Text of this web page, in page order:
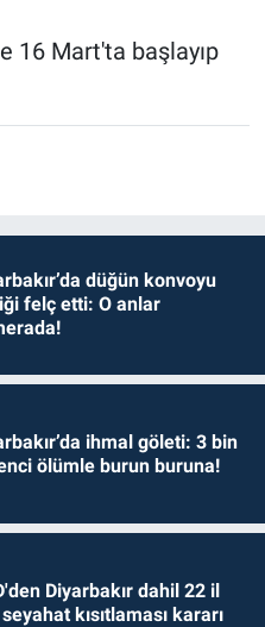
16 Mart'ta başlayıp
düğün konvoyu
felç etti: O anlar
ihmal göleti: 3 bin
ölümle burun buruna!
Diyarbakır dahil 22 il
kısıtlaması kararı